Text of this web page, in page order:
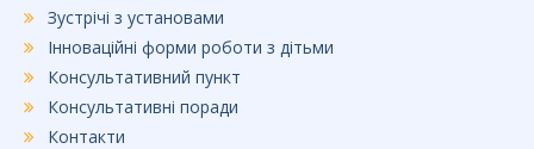
Зустрічі з установами
Інноваційні форми роботи з дітьми
Консультативний пункт
Консультативні поради
Контакти